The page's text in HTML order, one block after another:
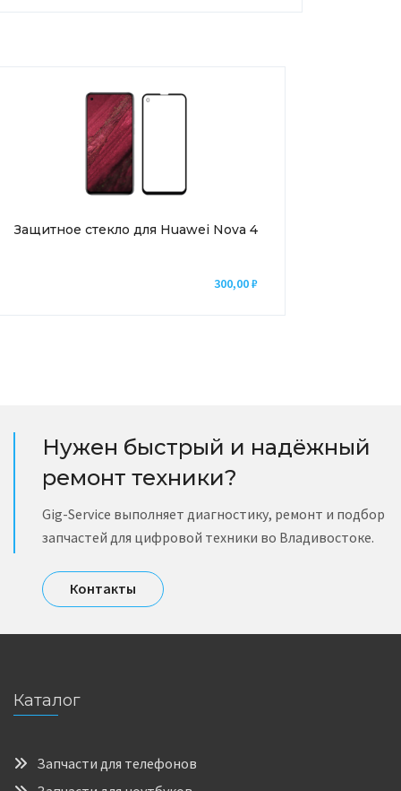
Защитное стекло для Huawei Nova 4
300,00₽
Нужен быстрый и надёжный
ремонт техники?
Gig-Service выполняет диагностику, ремонт и подбор
запчастей для цифровой техники во Владивостоке.
Контакты
Каталог
Запчасти для телефонов